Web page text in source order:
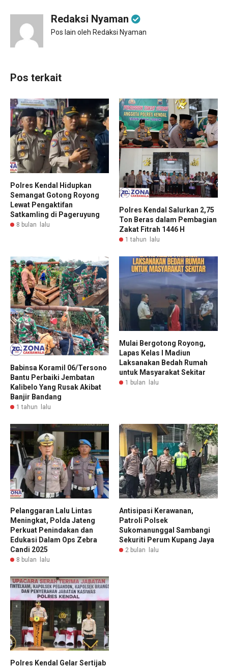
Redaksi Nyaman
Pos lain oleh Redaksi Nyaman
Pos terkait
Polres Kendal Hidupkan
Semangat Gotong Royong
Lewat Pengaktifan
Satkamling di Pageruyung
8 bulan lalu
Polres Kendal Salurkan 2,75
Ton Beras dalam Pembagian
Zakat Fitrah 1446 H
1 tahun lalu
Babinsa Koramil 06/Tersono
Bantu Perbaiki Jembatan
Kalibelo Yang Rusak Akibat
Banjir Bandang
1 tahun lalu
Mulai Bergotong Royong,
Lapas Kelas I Madiun
Laksanakan Bedah Rumah
untuk Masyarakat Sekitar
1 bulan lalu
Pelanggaran Lalu Lintas
Meningkat, Polda Jateng
Perkuat Penindakan dan
Edukasi Dalam Ops Zebra
Candi 2025
8 bulan lalu
Antisipasi Kerawanan,
Patroli Polsek
Sukomanunggal Sambangi
Sekuriti Perum Kupang Jaya
2 bulan lalu
Polres Kendal Gelar Sertijab